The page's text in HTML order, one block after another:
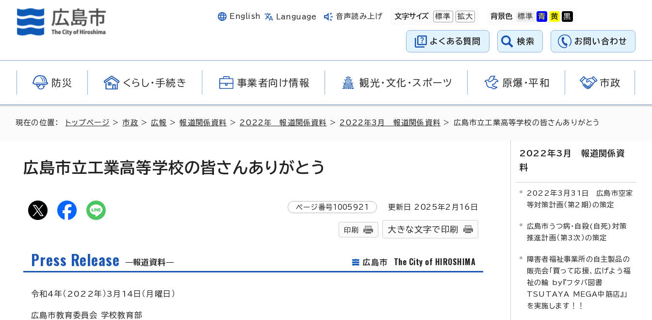
English Language 音声読み上げ 文字サイズ 標準 拡大 背景色
よくある質問 検索 お問い合わせ
防災 くらし・手続き 事業者向け情報 観光・文化・スポーツ 原爆・平和 市政
現在の位置： トップページ >市政 > 広報 >報道関係資料 > 2022年 報道関係資料 > 2022年3月 報道関係資料 > 広島市立工業高等学校の皆さんありがとう
広島市立工業高等学校の皆さんありがとう
ページ番号1005921 更新日 2025年2月 16 日
印刷 大きな文字で印刷
Press Release 報道資料 広島市 The City of HIROSHIMA
令和4年（2022年）3月14日（月曜日）
広島市教育委員会 学校教育部
2022年3月 報道関係資
料
2022年3月31日 広島市空家
等対策計画（第2期）の策定
広島市うつ病・自殺(自死)対策
推進計画（第3次）の策定
障害者福祉事業所の自主製品の
販売会「買って応援、広げよう福
祉の輪 by『フタバ図書
TSUTAYA MEGA中筋店』」
を実施します！！